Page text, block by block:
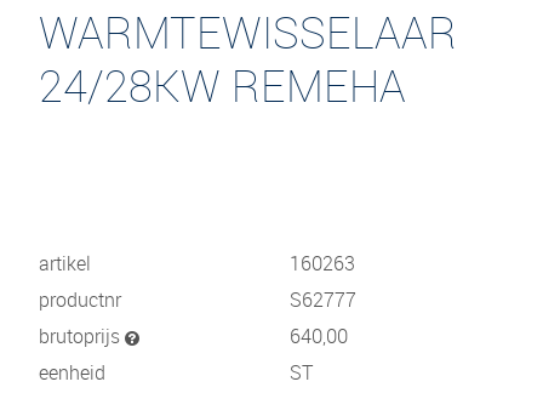
WARMTEWISSELAAR
24/28KW REMEHA
artikel
160263
productnr
S62777
brutoprijs
640,00
eenheid
ST